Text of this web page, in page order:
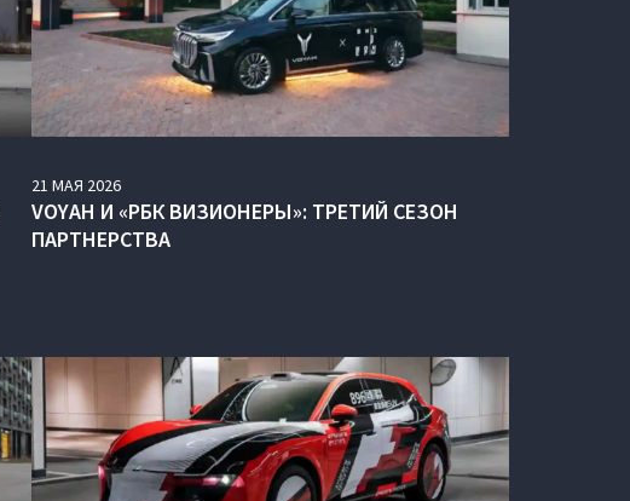
21 МАЯ 2026
VOYAH И «РБК ВИЗИОНЕРЫ»: ТРЕТИЙ СЕЗОН
ПАРТНЕРСТВА